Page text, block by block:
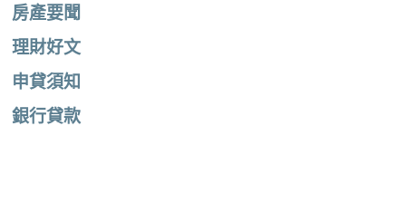
房產要聞
理財好文
申貸須知
銀行貸款